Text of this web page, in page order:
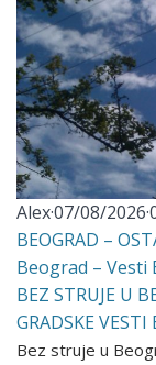
Alex·07/08/2026·
BEOGRAD –
Beograd – Vesti
BEZ STRUJE U
GRADSKE VESTI
Bez struje u